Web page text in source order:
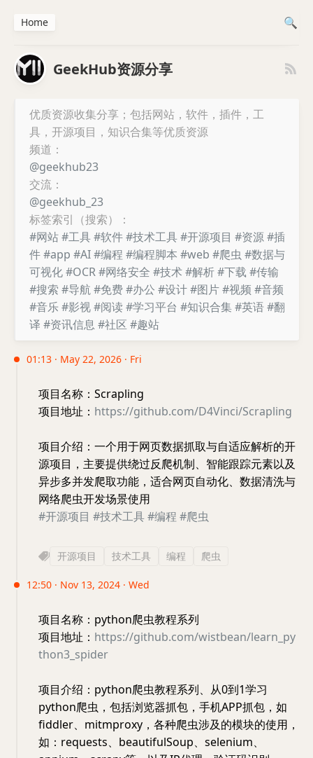
GeekHub资源分享
优质资源收集分享；包括网站，软件，插件，工
具，开源项目，知识合集等优质资源
频道：
@geekhub23
交流：
@geekhub_23
标签索引（搜索）：
#网站#工具#软件#技术工具#开源项目 #资源#插
件#app #AI#编程 #编程脚本 #web #爬虫 #数据与
可视化#OCR#网络安全 #技术#解析#下载 #传输
#搜索 #导航#免费#办公 #设计#图片#视频 #音频
#音乐#影视#阅读 #学习平台 #知识合集#英语#翻
译 #资讯信息 #社区 #趣站
01:13 · May 22, 2026 · Fri
项目名称：Scrapling
项目地址： https://github.com/D4Vinci/Scrapling
项目介绍：一个用于网页数据抓取与自适应解析的开
源项目，主要提供绕过反爬机制、智能跟踪元素以及
异步多并发爬取功能，适合网页自动化、数据清洗与
网络爬虫开发场景使用
#开源项目 #技术工具#编程 #爬虫
开源项目 技术工具 编程 爬虫
12:50 · Nov 13, 2024 · Wed
项目名称：python爬虫教程系列
项目地址： https://github.com/wistbean/learn_py
thon3_spider
项目介绍：python爬虫教程系列、从0到1学习
python爬虫，包括浏览器抓包，手机APP抓包，如
fiddler、mitmproxy，各种爬虫涉及的模块的使用，
如：requests、beautifulSoup、selenium、
Home